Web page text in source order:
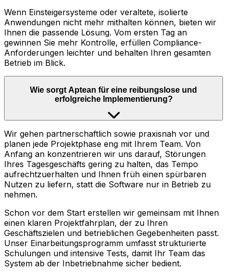
Wenn Einsteigersysteme oder veraltete, isolierte
Anwendungen nicht mehr mithalten können, bieten wir
Ihnen die passende Lösung. Vom ersten Tag an
gewinnen Sie mehr Kontrolle, erfüllen Compliance-
Anforderungen leichter und behalten Ihren gesamten
Betrieb im Blick.
Wie sorgt Aptean für eine reibungslose und
erfolgreiche Implementierung?
Wir gehen partnerschaftlich sowie praxisnah vor und
planen jede Projektphase eng mit Ihrem Team. Von
Anfang an konzentrieren wir uns darauf, Störungen
Ihres Tagesgeschäfts gering zu halten, das Tempo
aufrechtzuerhalten und Ihnen früh einen spürbaren
Nutzen zu liefern, statt die Software nur in Betrieb zu
nehmen.
Schon vor dem Start erstellen wir gemeinsam mit Ihnen
einen klaren Projektfahrplan, der zu Ihren
Geschäftszielen und betrieblichen Gegebenheiten passt.
Unser Einarbeitungsprogramm umfasst strukturierte
Schulungen und intensive Tests, damit Ihr Team das
System ab der Inbetriebnahme sicher bedient.